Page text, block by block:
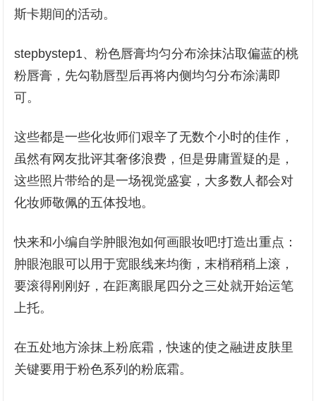
斯卡期间的活动。
stepbystep1、粉色唇膏均匀分布涂抹沾取偏蓝的桃
粉唇膏，先勾勒唇型后再将内侧均匀分布涂满即
可。
这些都是一些化妆师们艰辛了无数个小时的佳作，
虽然有网友批评其奢侈浪费，但是毋庸置疑的是，
这些照片带给的是一场视觉盛宴，大多数人都会对
化妆师敬佩的五体投地。
快来和小编自学肿眼泡如何画眼妆吧!打造出重点：
肿眼泡眼可以用于宽眼线来均衡，末梢稍稍上滚，
要滚得刚刚好，在距离眼尾四分之三处就开始运笔
上托。
在五处地方涂抹上粉底霜，快速的使之融进皮肤里
关键要用于粉色系列的粉底霜。